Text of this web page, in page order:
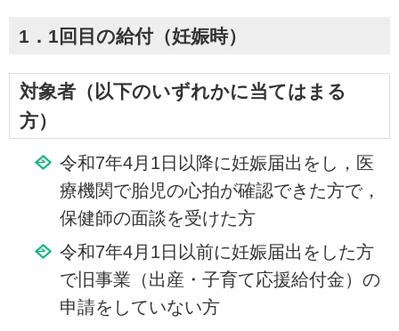
1．1回目の給付（妊娠時）
対象者（以下のいずれかに当てはまる
方）
令和7年4月1日以降に妊娠届出をし，医
療機関で胎児の心拍が確認できた方で，
保健師の面談を受けた方
令和7年4月1日以前に妊娠届出をした方
で旧事業（出産・子育て応援給付金）の
申請をしていない方